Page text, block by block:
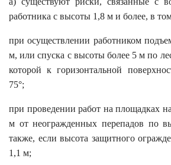
работника с высоты 1,8 м и более, в
при осуществлении работником
м, или спуска с высоты более 5 м по
которой к горизонтальной
75°;
при проведении работ на площадках
м от неогражденных перепадов по
также, если высота защитного
1,1 м;